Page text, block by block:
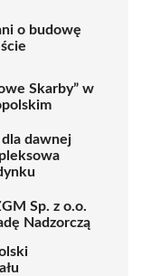
o budowę
Skarby” w
dla dawnej
Sp. z o.o.
Nadzorczą